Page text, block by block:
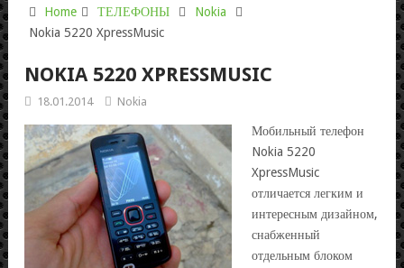
Home ТЕЛЕФОНЫ
Nokia
Nokia 5220 XpressMusic
NOKIA 5220 XPRESSMUSIC
18.01.2014 Nokia
Мобильный телефон
Nokia 5220
XpressMusic
отличается легким и
интересным дизайном,
снабженный
отдельным блоком